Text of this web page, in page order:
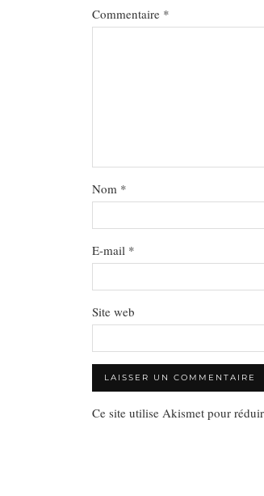
Commentaire *
Nom *
E-mail *
Site web
Ce site utilise Akismet pour